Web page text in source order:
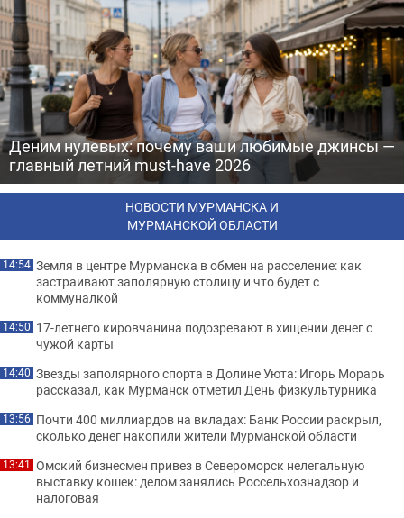
Деним нулевых: почему ваши любимые джинсы —
главный летний must-have 2026
НОВОСТИ МУРМАНСКА И
МУРМАНСКОЙ ОБЛАСТИ
14:54 Земля в центре Мурманска в обмен на расселение: как
застраивают заполярную столицу и что будет с
коммуналкой
14:50 17-летнего кировчанина подозревают в хищении денег с
чужой карты
14:40 Звезды заполярного спорта в Долине Уюта: Игорь Морарь
рассказал, как Мурманск отметил День физкультурника
13:56 Почти 400 миллиардов на вкладах: Банк России раскрыл,
сколько денег накопили жители Мурманской области
13:41 Омский бизнесмен привез в Североморск нелегальную
выставку кошек: делом занялись Россельхознадзор и
налоговая